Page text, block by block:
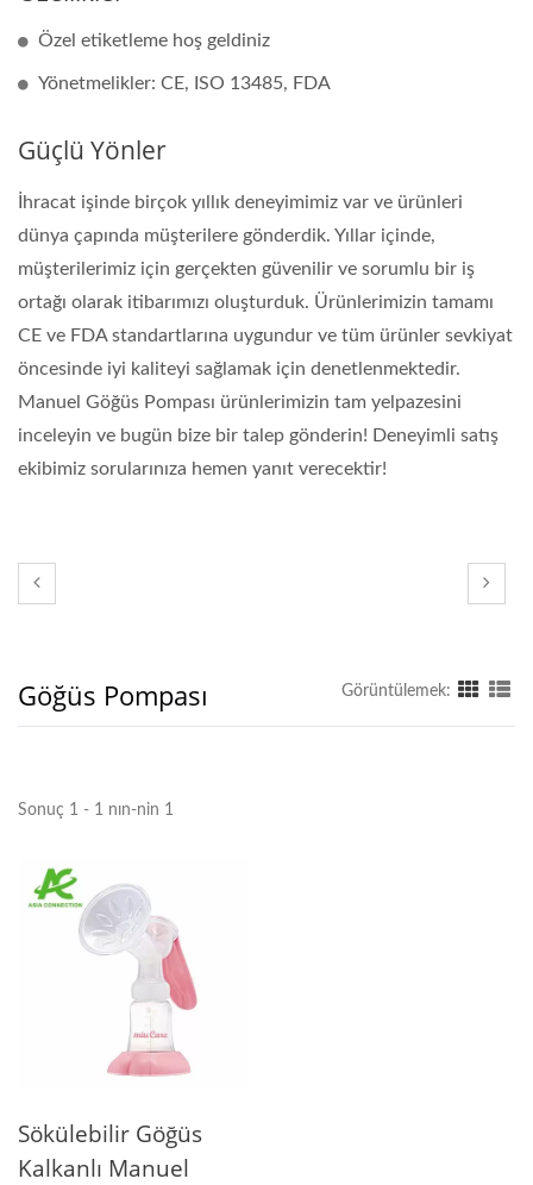
Özel etiketleme hoş geldiniz
Yönetmelikler: CE, ISO 13485, FDA
Güçlü Yönler
İhracat işinde birçok yıllık deneyimimiz var ve ürünleri
dünya çapında müşterilere gönderdik. Yıllar içinde,
müşterilerimiz için gerçekten güvenilir ve sorumlu bir iş
ortağı olarak itibarımızı oluşturduk. Ürünlerimizin tamamı
CE ve FDA standartlarına uygundur ve tüm ürünler sevkiyat
öncesinde iyi kaliteyi sağlamak için denetlenmektedir.
Manuel Göğüs Pompası ürünlerimizin tam yelpazesini
inceleyin ve bugün bize bir talep gönderin! Deneyimli satış
ekibimiz sorularınıza hemen yanıt verecektir!
Göğüs Pompası Görüntülemek:
Sonuç 1 - 1 nın-nin 1
Sökülebilir Göğüs
Kalkanlı Manuel